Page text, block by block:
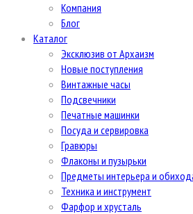
Компания
Блог
Каталог
Эксклюзив от Архаизм
Новые поступления
Винтажные часы
Подсвечники
Печатные машинки
Посуда и сервировка
Гравюры
Флаконы и пузырьки
Предметы интерьера и
Техника и инструмент
Фарфор и хрусталь